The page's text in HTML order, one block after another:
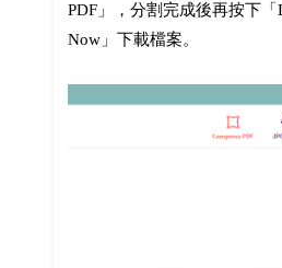
PDF」，分割完成後再按下「
Now」下載檔案。